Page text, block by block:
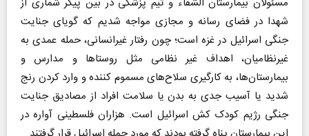
شهدا در فضای رسانه و مجازی مواجه شدیم که گویای جنایت
جنگی اسرائیل در غزه است؛ چون رفتار غیرانسانی، حمله عمدی به
غیرنظامیان، اهداف غیر نظامی مثل روستاها و مدارس و
بیمارستان‌ها، به کارگیری سلاح‌های مسموم کننده و وارد کردن رنج
شدید یا آسیب جدی به بدن یا سلامت افراد از مصادیق جنایت
جنگی رژیم کودک کش اسرائیل است. هزاران فلسطینی آواره در